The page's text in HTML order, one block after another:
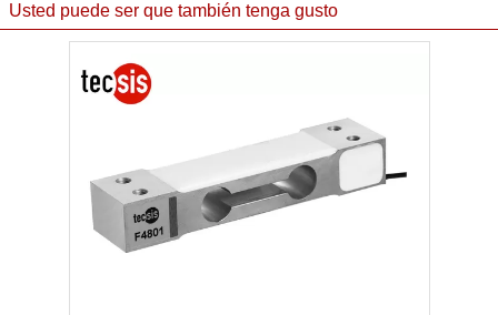
Usted puede ser que también tenga gusto